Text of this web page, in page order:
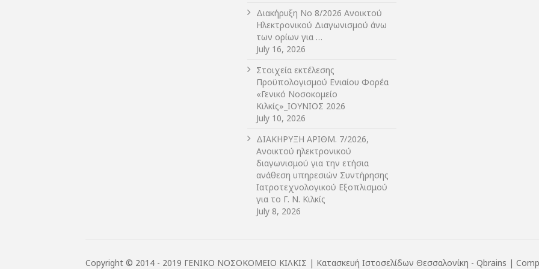
Διακήρυξη Νο 8/2026 Ανοικτού
Ηλεκτρονικού Διαγωνισμού άνω
των ορίων για …
July 16, 2026
Στοιχεία εκτέλεσης
Προϋπολογισμού Ενιαίου Φορέα
«Γενικό Νοσοκομείο
Κιλκίς»_ΙΟΥΝΙΟΣ 2026
July 10, 2026
ΔIΑΚΗΡΥΞΗ ΑΡIΘΜ. 7/2026,
Ανοικτού ηλεκτρονικού
διαγωνισμού για την ετήσια
ανάθεση υπηρεσιών Συντήρησης
Ιατροτεχνολογικού Εξοπλισμού
για το Γ. Ν. Κιλκίς
July 8, 2026
Copyright © 2014 - 2019 ΓΕΝΙΚΟ ΝΟΣΟΚΟΜΕΙΟ ΚΙΛΚΙΣ | Κατασκευή Ιστοσελίδων Θεσσαλονίκη - Qbrains |